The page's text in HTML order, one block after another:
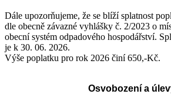
Dále upozorňujeme, že se blíží splatnost
dle obecně závazné vyhlášky č. 2/2023 o
obecní systém odpadového hospodářství.
je k 30. 06. 2026.
Výše poplatku pro rok 2026 činí 650,-Kč.
Osvobození a